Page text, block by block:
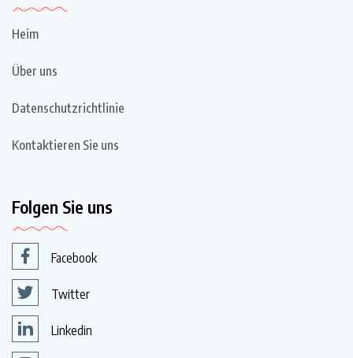
Heim
Über uns
Datenschutzrichtlinie
Kontaktieren Sie uns
Folgen Sie uns
Facebook
Twitter
Linkedin